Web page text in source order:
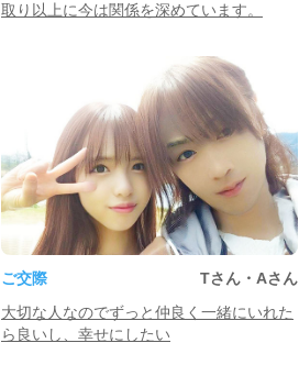
取り以上に今は関係を深めています。
ご交際
Tさん・Aさん
大切な人なのでずっと仲良く一緒にいれた
ら良いし、幸せにしたい